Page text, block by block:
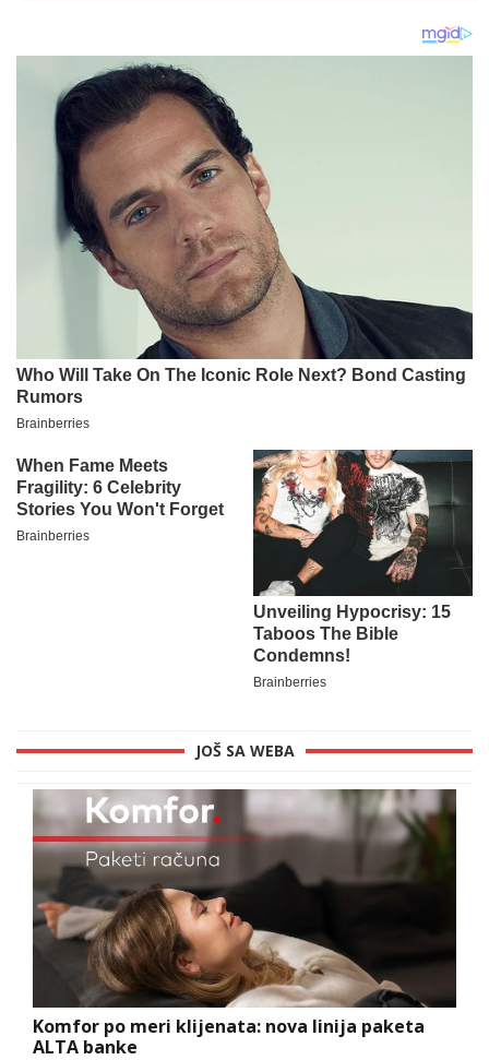
JOŠ SA WEBA
Komfor po meri klijenata: nova linija paketa
ALTA banke